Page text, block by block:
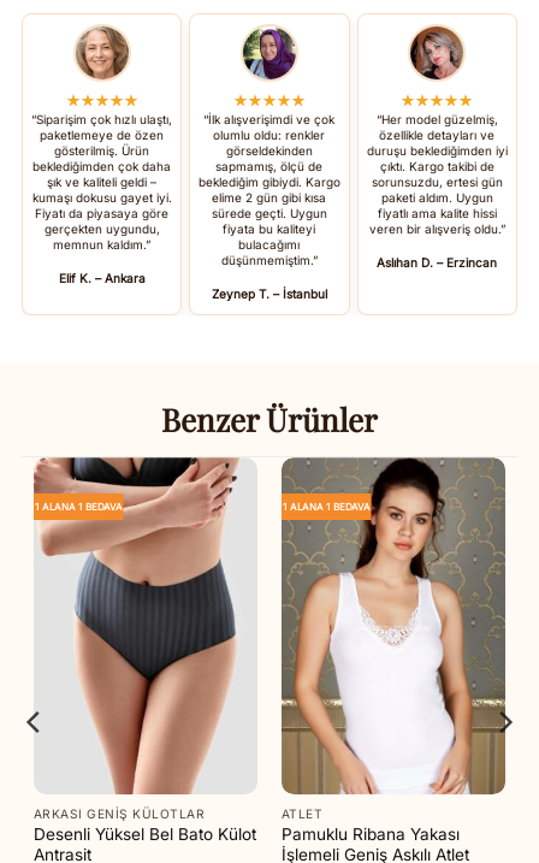
★★★★★
“Siparişim çok hızlı ulaştı,
paketlemeye de özen
gösterilmiş. Ürün
beklediğimden çok daha
şık ve kaliteli geldi –
kumaşı dokusu gayet iyi.
Fiyatı da piyasaya göre
gerçekten uygundu,
memnun kaldım.”
Elif K. – Ankara
★★★★★
“İlk alışverişimdi ve çok
olumlu oldu: renkler
görseldekinden
sapmamış, ölçü de
beklediğim gibiydi. Kargo
elime 2 gün gibi kısa
sürede geçti. Uygun
fiyata bu kaliteyi
bulacağımı
düşünmemiştim.”
Zeynep T. – İstanbul
★★★★★
“Her model güzelmiş,
özellikle detayları ve
duruşu beklediğimden iyi
çıktı. Kargo takibi de
sorunsuzdu, ertesi gün
paketi aldım. Uygun
fiyatlı ama kalite hissi
veren bir alışveriş oldu.”
Aslıhan D. – Erzincan
Benzer Ürünler
1 ALANA 1 BEDAVA
ARKASI GENIŞ KÜLOTLAR
Desenli Yüksel Bel Bato Külot
Antrasit
1 ALANA 1 BEDAVA
ATLET
Pamuklu Ribana Yakası
İşlemeli Geniş Askılı Atlet